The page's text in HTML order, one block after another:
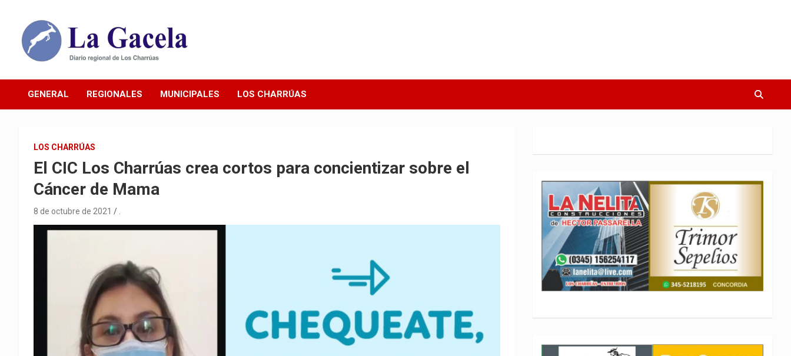
contenido
Diario La Gacela
GENERAL REGIONALES MUNICIPALES LOS CHARRÚAS
LOS CHARRÚAS
El CIC Los Charrúas crea cortos para concientizar sobre el
Cáncer de Mama
8 de octubre de 2021